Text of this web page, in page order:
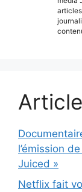
l’émission
Juiced »
Netflix fait